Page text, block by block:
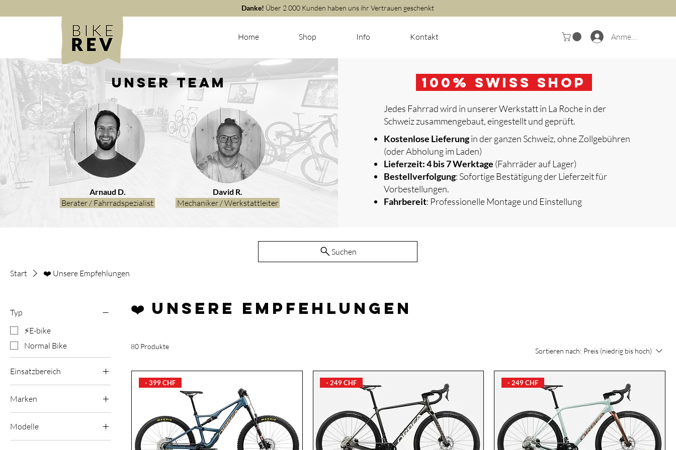
Danke! Über 2 000 Kunden haben uns ihr Vertrauen geschenkt
Home Shop Info Kontakt Anmelden
Unser Team
Arnaud D.
Berater / Fahrradspezialist
David R.
Mechaniker / Werkstattleiter
100 % Swiss Shop
Jedes Fahrrad wird in unserer Werkstatt in La Roche in der
Schweiz zusammengebaut, eingestellt und geprüft.
Kostenlose Lieferungin der ganzen Schweiz, ohne Zollgebühren
(oder Abholung im Laden)
Lieferzeit: 4 bis 7 Werktage (Fahrräder auf Lager)
Bestellverfolgung: Sofortige Bestätigung der Lieferzeit für
Vorbestellungen.
Fahrbereit: Professionelle Montage und Einstellung
Suchen
Start ❤️ Unsere Empfehlungen
Typ
⚡E-bike
Normal Bike
Einsatzbereich
Gravel
Marken
Tern
Modelle
❤️ Unsere Empfehlungen
80 Produkte
Sortieren nach: Preis (niedrig bis hoch)
- 399 CHF - 249 CHF - 249 CHF